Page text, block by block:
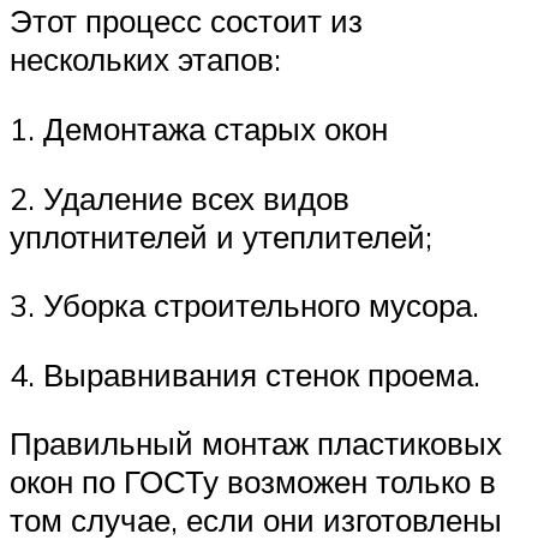
Этот процесс состоит из
нескольких этапов:
1. Демонтажа старых окон
2. Удаление всех видов
уплотнителей и утеплителей;
3. Уборка строительного мусора.
4. Выравнивания стенок проема.
Правильный монтаж пластиковых
окон по ГОСТу возможен только в
том случае, если они изготовлены